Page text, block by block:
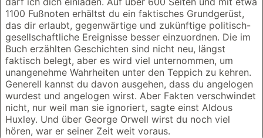
1100 Fußnoten erhältst du ein faktisches Grundgerüst,
das dir erlaubt, gegenwärtige und zukünftige politisch-
gesellschaftliche Ereignisse besser einzuordnen. Die im
Buch erzählten Geschichten sind nicht neu, längst
faktisch belegt, aber es wird viel unternommen, um
unangenehme Wahrheiten unter den Teppich zu kehren.
Generell kannst du davon ausgehen, dass du angelogen
wurdest und angelogen wirst. Aber Fakten verschwindet
nicht, nur weil man sie ignoriert, sagte einst Aldous
Huxley. Und über George Orwell wirst du noch viel
hören, war er seiner Zeit weit voraus.